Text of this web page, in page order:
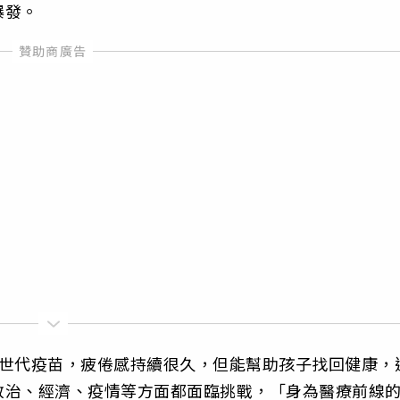
。
代疫苗，疲倦感持續很久，但能幫助孩子找回健康，
、經濟、疫情等方面都面臨挑戰，「身為醫療前線